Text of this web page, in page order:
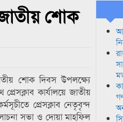
জাতীয় শোক
শোক দিবস উপলক্ষ্যে
কার্যালয়ে জাতীয়
প্রেসক্লাব নেতৃবৃন্দ
সভা ও দোয়া মাহফিল